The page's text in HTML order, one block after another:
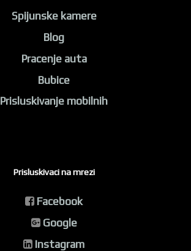
Spijunske kamere
Blog
Pracenje auta
Bubice
Prisluskivanje mobilnih
Prisluskivaci na mrezi
Facebook
Google
Instagram